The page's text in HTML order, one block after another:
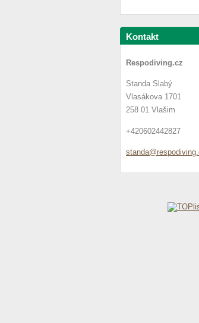
Kontakt
Respodiving.cz
Standa Slabý
Vlasákova 1701
258 01 Vlašim
+420602442827
standa@respodivi